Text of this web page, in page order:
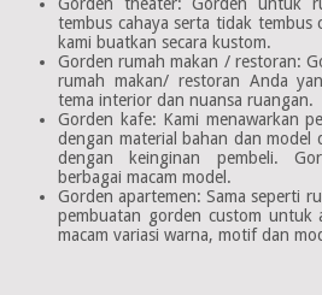
Gorden theater: Gorden untuk
tembus cahaya serta tidak tembus
kami buatkan secara kustom.
Gorden rumah makan / restoran:
rumah makan/ restoran Anda
tema interior dan nuansa ruangan.
Gorden kafe: Kami menawarkan
dengan material bahan dan model
dengan keinginan pembeli.
berbagai macam model.
Gorden apartemen: Sama seperti
pembuatan gorden custom untuk
macam variasi warna, motif dan